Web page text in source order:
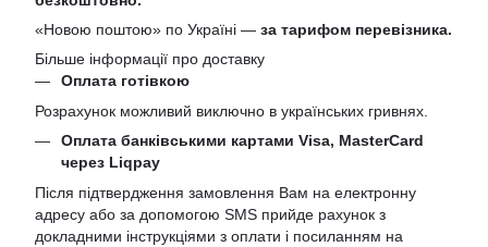
«Новою поштою» по Україні — за тарифом перевізника.
Більше інформації про доставку
Оплата готівкою
Розрахунок можливий виключно в українських гривнях.
Оплата банківськими картами Visa, MasterCard
через Liqpay
Після підтвердження замовлення Вам на електронну
адресу або за допомогою SMS прийде рахунок з
докладними інструкціями з оплати і посиланням на